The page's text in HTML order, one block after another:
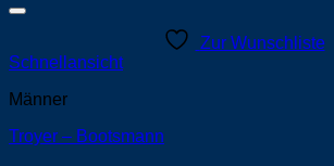
Zur Wunschliste
Schnellansicht
Männer
Troyer – Bootsmann